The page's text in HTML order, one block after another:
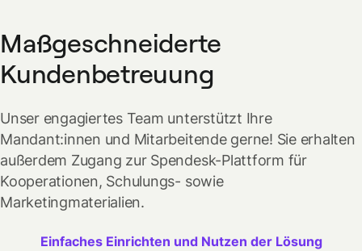
Maßgeschneiderte
Kundenbetreuung
Unser engagiertes Team unterstützt Ihre
Mandant:innen und Mitarbeitende gerne! Sie erhalten
außerdem Zugang zur Spendesk-Plattform für
Kooperationen, Schulungs- sowie
Marketingmaterialien.
Einfaches Einrichten und Nutzen der Lösung